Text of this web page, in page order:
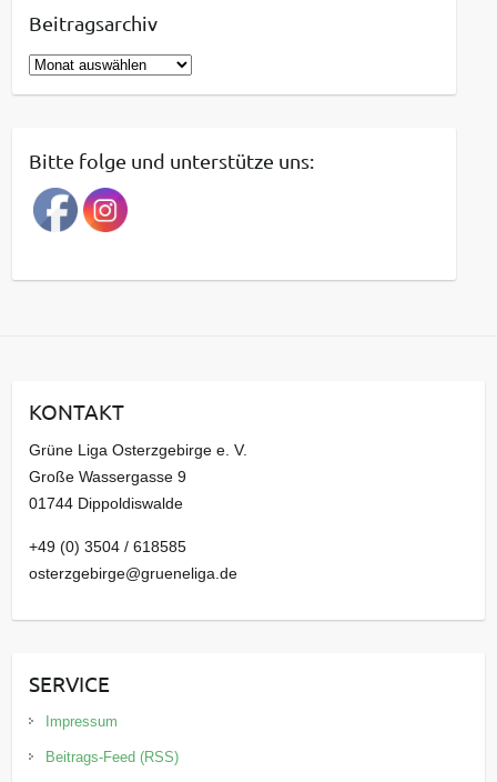
Beitragsarchiv
B
e
r
a
g
a
v
Bitte folge und unterstütze uns:
KONTAKT
Grüne Liga Osterzgebirge e. V.
Große Wassergasse 9
01744 Dippoldiswalde
+49 (0) 3504 / 618585
osterzgebirge@grueneliga.de
SERVICE
Impressum
Beitrags-Feed (RSS)